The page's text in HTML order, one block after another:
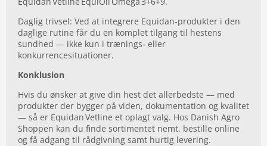
Daglig trivsel: Ved at integrere Equidan‑produkter i den
daglige rutine får du en komplet tilgang til hestens
sundhed — ikke kun i trænings‑ eller
konkurrencesituationer.
Konklusion
Hvis du ønsker at give din hest det allerbedste — med
produkter der bygger på viden, dokumentation og kvalitet
— så er Equidan Vetline et oplagt valg. Hos Danish Agro
Shoppen kan du finde sortimentet nemt, bestille online
og få adgang til rådgivning samt hurtig levering.